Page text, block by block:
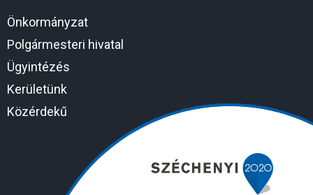
Önkormányzat
Polgármesteri hivatal
Ügyintézés
Kerületünk
Közérdekű